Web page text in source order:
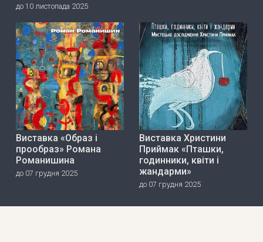
до 10 листопада 2025
Виставка «Образ і
прообраз» Романа
Романишина
до 07 грудня 2025
Виставка Христини
Приймак «Пташки,
годинники, квіти і
жандарми»
до 07 грудня 2025